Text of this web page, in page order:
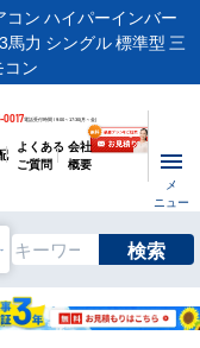
ン ハイパーインバー
力 シングル 標準型 三
ン
0017電話受付時間 / 9:00～17:30(月～金)
よくある
ご質問
会社
概要
メ
ニュー
検索